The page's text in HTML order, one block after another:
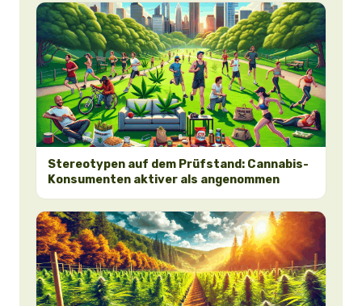
Stereotypen auf dem Prüfstand: Cannabis-
Konsumenten aktiver als angenommen